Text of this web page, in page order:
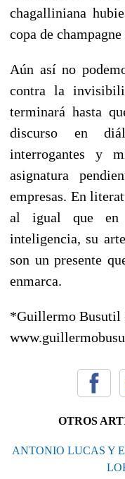
chagalliniana
copa de
Aún así no
contra la
terminará hasta
discurso en
interrogantes y
asignatura
empresas. En
al igual que en
inteligencia, su
son un presente
enmarca.
*Guillermo Busutil
OTROS
ANTONIO LUCAS Y